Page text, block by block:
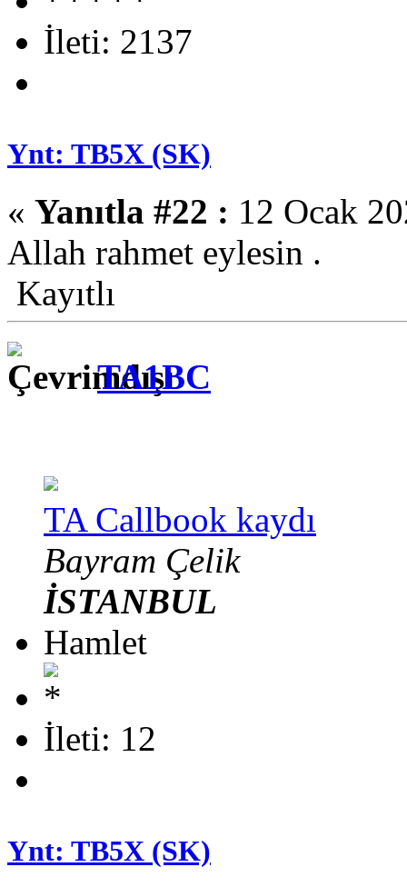
İleti: 2137
Ynt: TB5X (SK)
« Yanıtla #22 : 12 Ocak
Allah rahmet eylesin .
Kayıtlı
TA1BC
TA Callbook kaydı
Bayram Çelik
İSTANBUL
Hamlet
İleti: 12
Ynt: TB5X (SK)